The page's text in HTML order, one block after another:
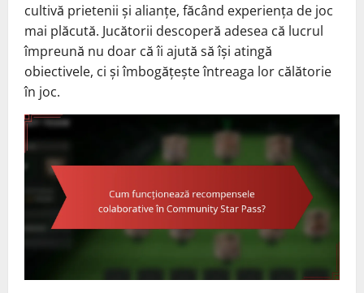
cultivă prietenii și alianțe, făcând experiența de joc
mai plăcută. Jucătorii descoperă adesea că lucrul
împreună nu doar că îi ajută să își atingă
obiectivele, ci și îmbogățește întreaga lor călătorie
în joc.